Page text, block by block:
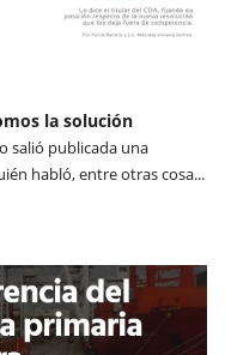
la solución
salió publicada una
habló, entre otras cosa...